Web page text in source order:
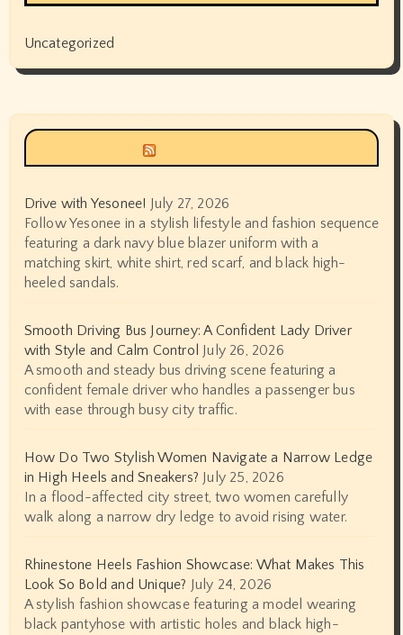
Uncategorized
Drive with Yesonee! July 27, 2026
Follow Yesonee in a stylish lifestyle and fashion sequence
featuring a dark navy blue blazer uniform with a
matching skirt, white shirt, red scarf, and black high-
heeled sandals.
Smooth Driving Bus Journey: A Confident Lady Driver
with Style and Calm Control July 26, 2026
A smooth and steady bus driving scene featuring a
confident female driver who handles a passenger bus
with ease through busy city traffic.
How Do Two Stylish Women Navigate a Narrow Ledge
in High Heels and Sneakers? July 25, 2026
In a flood-affected city street, two women carefully
walk along a narrow dry ledge to avoid rising water.
Rhinestone Heels Fashion Showcase: What Makes This
Look So Bold and Unique? July 24, 2026
A stylish fashion showcase featuring a model wearing
black pantyhose with artistic holes and black high-